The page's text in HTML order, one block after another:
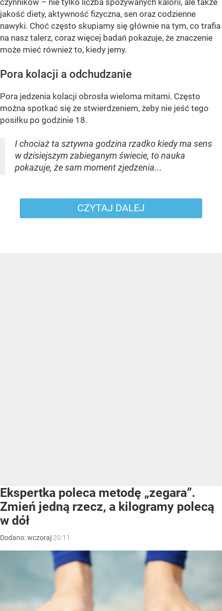
czynników – nie tylko liczba spożywanych kalorii, ale także
jakość diety, aktywność fizyczna, sen oraz codzienne
nawyki. Choć często skupiamy się głównie na tym, co trafia
na nasz talerz, coraz więcej badań pokazuje, że znaczenie
może mieć również to, kiedy jemy.
Pora kolacji a odchudzanie
Pora jedzenia kolacji obrosła wieloma mitami. Często
można spotkać się ze stwierdzeniem, żeby nie jeść tego
posiłku po godzinie 18.
I chociaż ta sztywna godzina rzadko kiedy ma sens
w dzisiejszym zabieganym świecie, to nauka
pokazuje, że sam moment zjedzenia...
CZYTAJ DALEJ
Ekspertka poleca metodę „zegara”.
Zmień jedną rzecz, a kilogramy polecą
w dół
Dodano:wczoraj 20:11